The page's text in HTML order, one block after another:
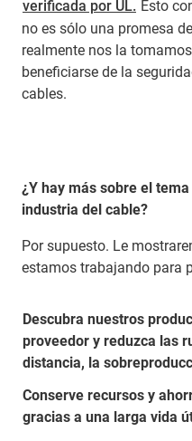
verificada por UL. Esto
no es sólo una promesa
realmente nos la
beneficiarse de la
cables.
¿Y hay más sobre el
industria del cable?
Por supuesto. Le
estamos trabajando para
Descubra nuestros
proveedor y reduzca las
distancia, la
Conserve recursos y
gracias a una larga vida